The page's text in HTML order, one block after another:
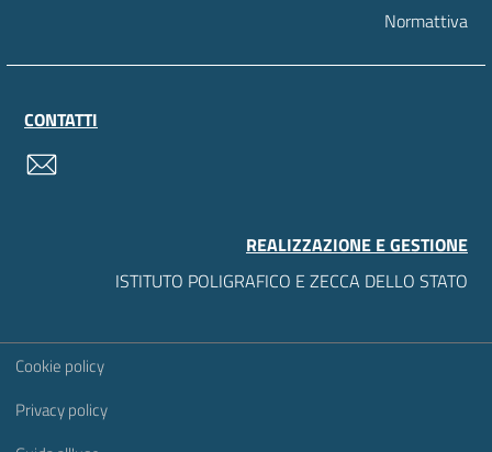
Normattiva
CONTATTI
REALIZZAZIONE E GESTIONE
ISTITUTO POLIGRAFICO E ZECCA DELLO STATO
Sezione Link Utili
Cookie policy
Privacy policy